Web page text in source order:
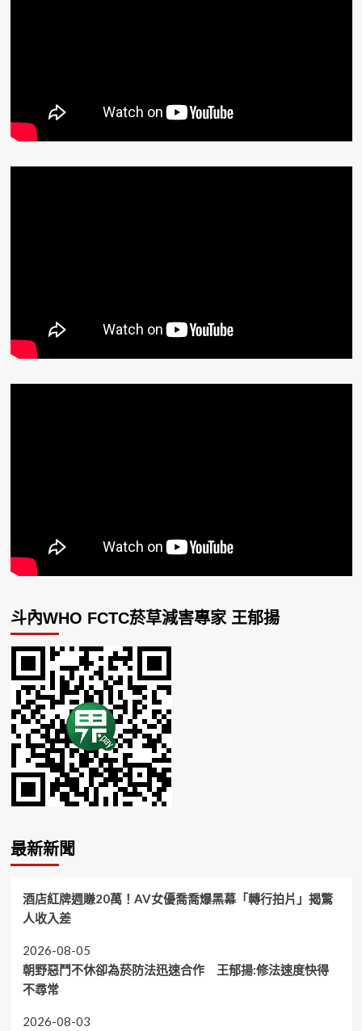
斗內WHO FCTC菸草減害專家 王郁揚
最新新聞
酒店紅牌週賺20萬！AV女優喬喬爆黑幕「轉行拍片」揭驚
人收入差
2026-08-05
朝野惡鬥不休卻為菸防法迅速合作 王郁揚:修法速度快得
不尋常
2026-08-03